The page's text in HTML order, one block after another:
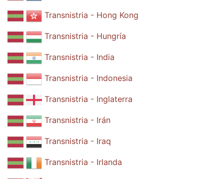
Transnistria - Hong Kong
Transnistria - Hungría
Transnistria - India
Transnistria - Indonesia
Transnistria - Inglaterra
Transnistria - Irán
Transnistria - Iraq
Transnistria - Irlanda